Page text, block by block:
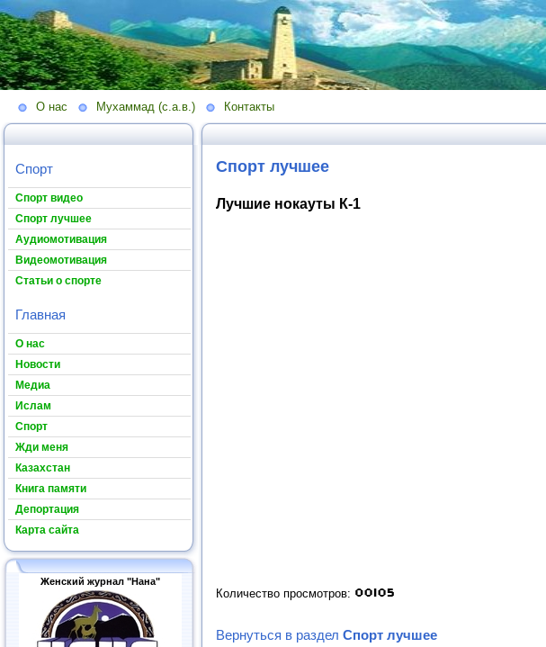
О нас Мухаммад (с.а.в.) Контакты
Спорт
Спорт видео
Спорт лучшее
Аудиомотивация
Видеомотивация
Статьи о спорте
Главная
О нас
Новости
Медиа
Ислам
Спорт
Жди меня
Казахстан
Книга памяти
Депортация
Карта сайта
Женский журнал "Нана"
Спорт лучшее
Лучшие нокауты К-1
Количество просмотров:
Вернуться в раздел Спорт лучшее